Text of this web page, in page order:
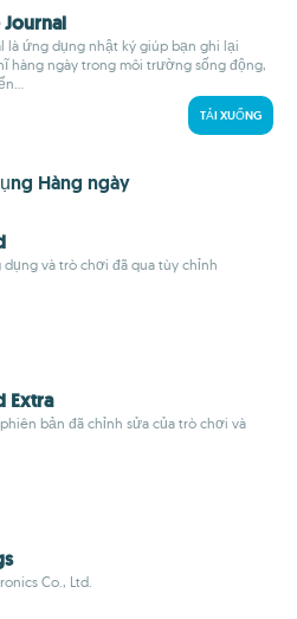
là ứng dụng nhật ký giúp bạn ghi lại
hàng ngày trong môi trường sống động,
TẢI XUỐNG
Hàng ngày
và trò chơi đã qua tùy chỉnh
Extra
bản đã chỉnh sửa của trò chơi và
Co., Ltd.